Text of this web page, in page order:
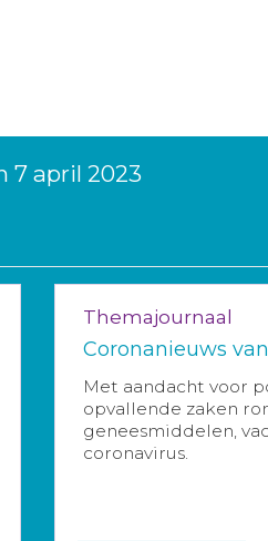
7 april 2023
Themajournaal
Coronanieuws
Met aandacht voor
opvallende zaken
geneesmiddelen,
coronavirus.